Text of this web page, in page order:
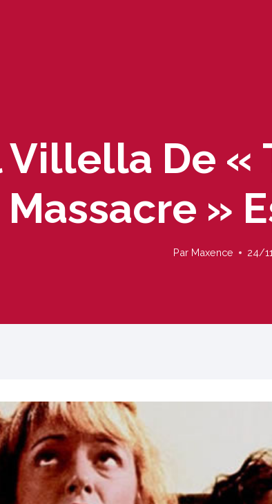
Villella De «
Massacre »
Par Maxence 24/